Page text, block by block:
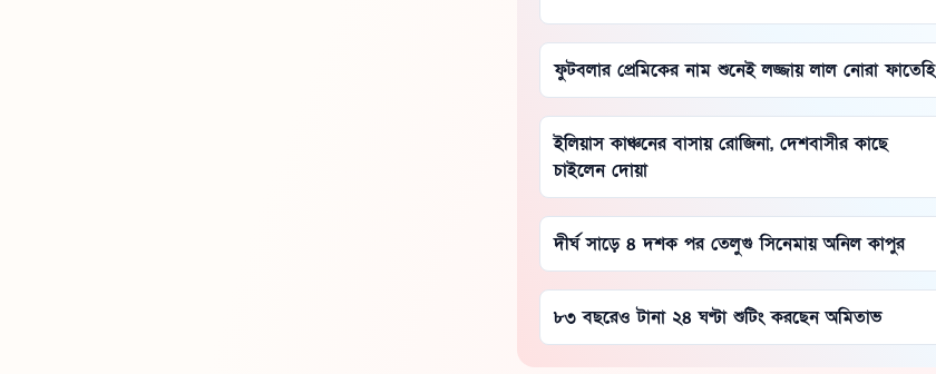
ফুটবলার প্রেমিকের নাম শুনেই লজ্জায় লাল নোরা ফাতেহি
ইলিয়াস কাঞ্চনের বাসায় রোজিনা, দেশবাসীর কাছে
চাইলেন দোয়া
দীর্ঘ সাড়ে ৪ দশক পর তেলুগু সিনেমায় অনিল কাপুর
৮৩ বছরেও টানা ২৪ ঘণ্টা শুটিং করছেন অমিতাভ